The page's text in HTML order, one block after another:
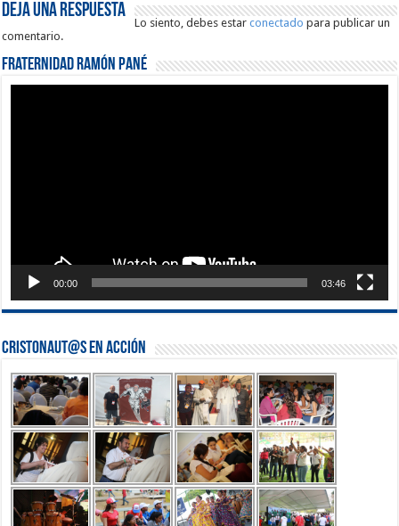
Deja una respuesta
Lo siento, debes estarconectado para publicar un
comentario.
Fraternidad Ramón Pané
00:00 03:46
Cristonaut@s en Acción